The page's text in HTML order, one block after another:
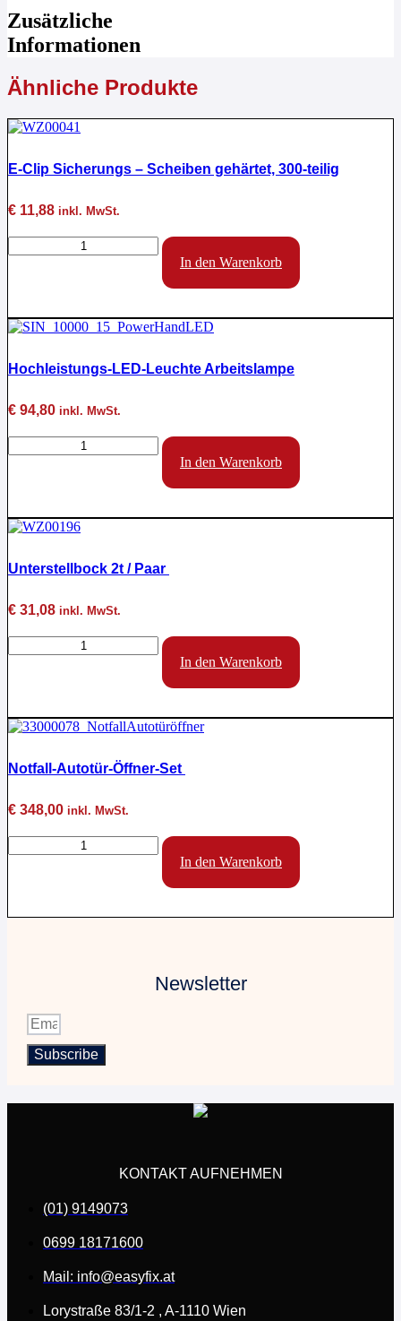
Zusätzliche
Informationen
Ähnliche Produkte
E-Clip Sicherungs – Scheiben gehärtet, 300-teilig
€ 11,88 inkl. MwSt.
Clip
gehärtet,
Menge
In den Warenkorb
Hochleistungs-LED-Leuchte Arbeitslampe
€ 94,80 inkl. MwSt.
Hochleistungs-
LED-
In den Warenkorb
Unterstellbock 2t / Paar
€ 31,08 inkl. MwSt.
Unterstellbock
2t
In den Warenkorb
Notfall-Autotür-Öffner-Set
€ 348,00 inkl. MwSt.
Autotür-
In den Warenkorb
Newsletter
Subscribe
KONTAKT AUFNEHMEN
(01) 9149073
0699 18171600
Mail: info@easyfix.at
Lorystraße 83/1-2 , A-1110 Wien